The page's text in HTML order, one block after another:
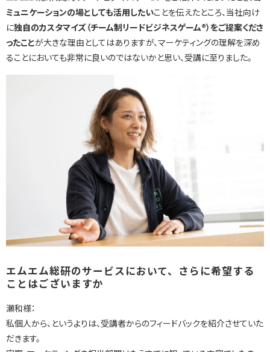
ミュニケーションの場としても活用したいことを伝えたところ、当社向け
に独自のカスタマイズ（チーム制リードビジネスゲーム®）をご提案くださ
ったことが大きな理由としてはありますが、マーケティングの理解を深め
ることにおいても非常に良いのではないかと思い、受講に至りました。
エムエム総研のサービスにおいて、さらに希望する
ことはございますか
瀬和様：
私個人から、というよりは、受講者からのフィードバックを紹介させていた
だきます。